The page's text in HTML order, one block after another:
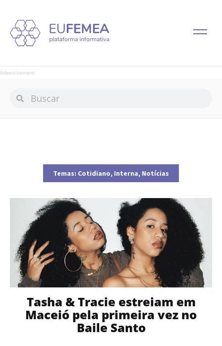
Advertisement
Temas: Cotidiano, Interna, Notícias
Tasha & Tracie estreiam em
Maceió pela primeira vez no
Baile Santo